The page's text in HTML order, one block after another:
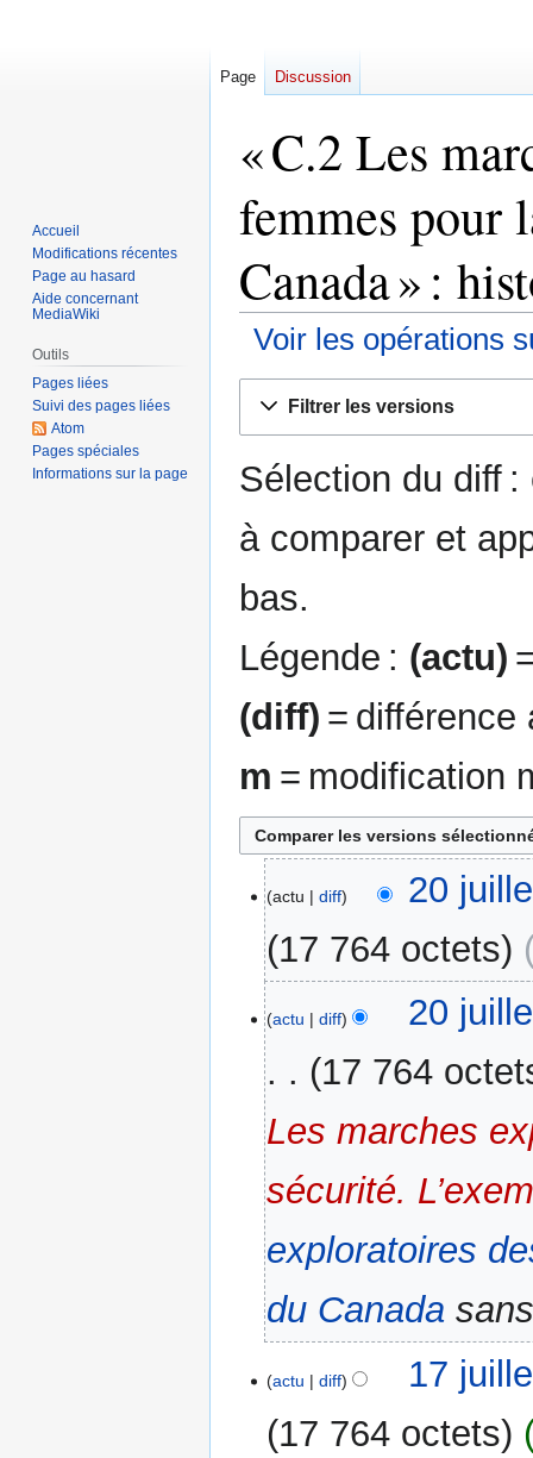
« C.2 Les
femmes pour
Canada » :
Voir les opérations
navigation
recherche
Filtrer les versions
Sélection du diff
à comparer et
bas.
Légende : (actu)
(diff) = différence
m = modification
juillet
2023
actu diff
20
17 764 octets
u
r
é
u
é
e
o
i
actu diff
20
17 764
Les marches
sécurité.
exploratoires
du Canada
juilletactu diff
17
17 764 octets
Page Discussion
Accueil
Modifications récentes
Page au hasard
Aide concernant
MediaWiki
Outils
Pages liées
Suivi des pages liées
Atom
Pages spéciales
Informations sur la page